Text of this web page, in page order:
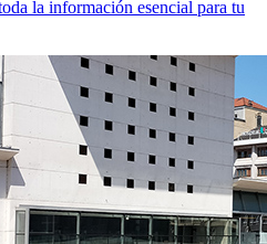
la información esencial para tu